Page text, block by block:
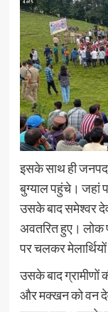
इसके साथ ही जनपद
बुग्याल पहुंचे। जहां
उसके बाद समेश्वर
अवतरित हुए। लोक
पर चलकर मेलार्थियों
उसके बाद ग्रामीणों
और मक्खन को वन